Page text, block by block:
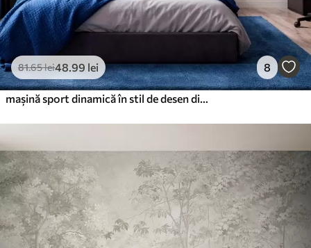
81.65lei48 .99 lei 8